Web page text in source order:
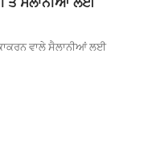
ਵਾਲੇ ਸੈਲਾਨੀਆਂ ਲਈ